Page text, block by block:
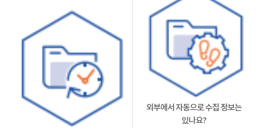
외부에서 자동으로 수집 정보는
있나요?